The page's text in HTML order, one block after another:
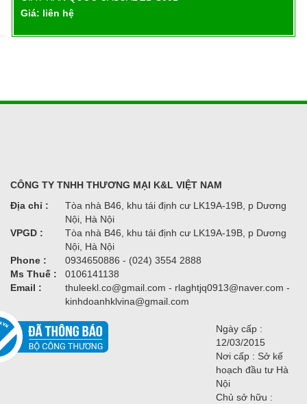
Chi tiết
Giá: liên hệ
CÔNG TY TNHH THƯƠNG MẠI K&L VIỆT NAM
Địa chỉ :
Tòa nhà B46, khu tái định cư LK19A-19B, p Dương
Nội, Hà Nội
VPGD :
Tòa nhà B46, khu tái định cư LK19A-19B, p Dương
Nội, Hà Nội
Phone :
0934650886 - (024) 3554 2888
Ms Thuế :
0106141138
Email :
thuleekl.co@gmail.com - rlaghtjq0913@naver.com -
kinhdoanhklvina@gmail.com
Ngày cấp :
12/03/2015
Nơi cấp : Sở kế
hoạch đầu tư Hà
Nội
Chủ sở hữu :